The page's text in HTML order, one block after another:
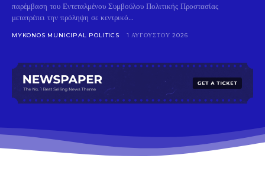
παρέμβαση του Εντεταλμένου Συμβούλου Πολιτικής Προστασίας
μετατρέπει την πρόληψη σε κεντρικό...
MYKONOS MUNICIPAL POLITICS 1 ΑΥΓΟΎΣΤΟΥ 2026